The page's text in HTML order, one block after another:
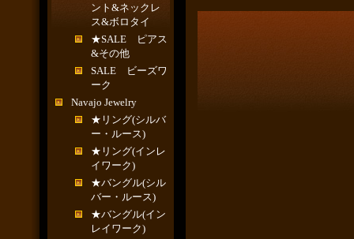
ント&ネックレ
ス&ボロタイ
★SALE ピアス
&その他
SALE ビーズワ
ーク
Navajo Jewelry
★リング(シルバ
ー・ルース)
★リング(インレ
イワーク)
★バングル(シル
バー・ルース)
★バングル(イン
レイワーク)